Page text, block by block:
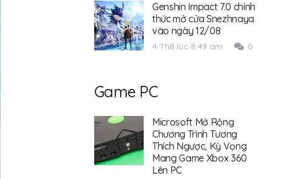
Genshin Impact 7.0 chính
thức mở cửa Snezhnaya
vào ngày 12/08
4 Th8 lúc 8:49 am 0
Game PC
Microsoft Mở Rộng
Chương Trình Tương
Thích Ngược, Kỳ Vọng
Mang Game Xbox 360
Lên PC